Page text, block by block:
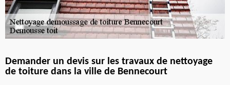
Demander un devis sur les travaux de nettoyage
de toiture dans la ville de Bennecourt